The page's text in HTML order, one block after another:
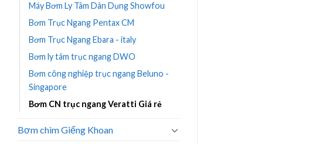
Máy Bơm Ly Tâm Dân Dụng Showfou
Bơm Trục Ngang Pentax CM
Bơm Trục Ngang Ebara - italy
Bơm ly tâm trục ngang DWO
Bơm công nghiệp trục ngang Beluno -
Singapore
Bơm CN trục ngang Veratti Giá rẻ
Bơm chìm Giếng Khoan